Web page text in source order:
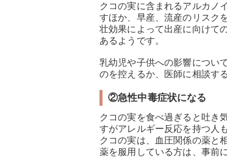
クコの実に含まれるアルカノ
すほか、早産、流産のリスク
壮効果によって出産に向けて
あるようです。
乳幼児や子供への影響につい
のを控えるか、医師に相談す
②急性中毒症状になる
クコの実を食べ過ぎると吐き
すがアレルギー反応を持つ人
クコの実は、血圧関係の薬と
薬を服用している方は、事前